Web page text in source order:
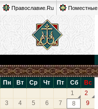
Православие.Ru Поместные
Пн Вт Ср Чт Пт Сб
Вс
1
2
3
4 5 6 7 8
9